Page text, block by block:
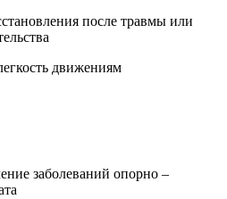
после травмы или
движениям
заболеваний опорно –